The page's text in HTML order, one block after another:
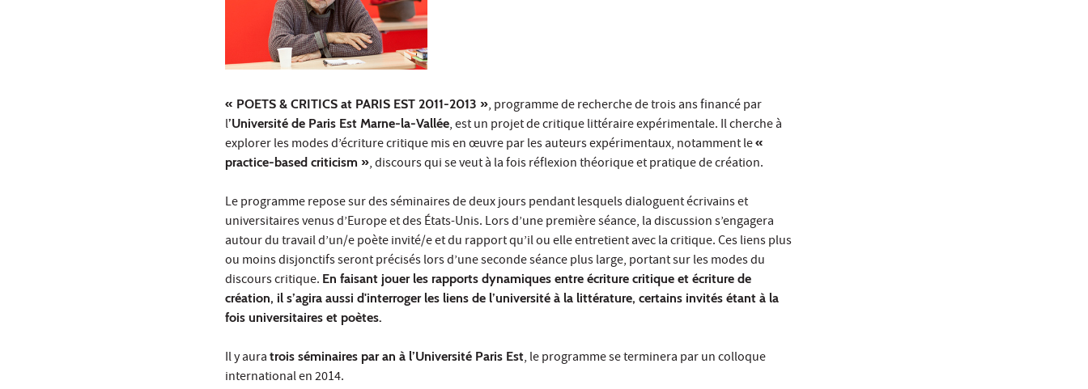
« POETS & CRITICS at PARIS EST 2011-2013 », programme de recherche de trois ans financé par
l’Université de Paris Est Marne-la-Vallée, est un projet de critique littéraire expérimentale. Il cherche à
explorer les modes d’écriture critique mis en œuvre par les auteurs expérimentaux, notamment le«
practice-based criticism », discours qui se veut à la fois réflexion théorique et pratique de création.
Le programme repose sur des séminaires de deux jours pendant lesquels dialoguent écrivains et
universitaires venus d’Europe et des États-Unis. Lors d’une première séance, la discussion s’engagera
autour du travail d’un/e poète invité/e et du rapport qu’il ou elle entretient avec la critique. Ces liens plus
ou moins disjonctifs seront précisés lors d’une seconde séance plus large, portant sur les modes du
discours critique. En faisant jouer les rapports dynamiques entre écriture critique et écriture de
création, il s’agira aussi d'interroger les liens de l’université à la littérature, certains invités étant à la
fois universitaires et poètes.
Il y aura trois séminaires par an à l’Université Paris Est, le programme se terminera par un colloque
international en 2014.